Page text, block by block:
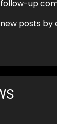
up
posts by